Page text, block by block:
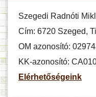
Szegedi Radnóti
Cím: 6720 Szeged,
OM azonosító:
KK-azonosító:
Elérhetőségeink